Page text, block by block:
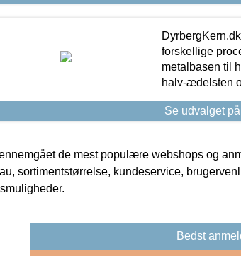
forskellige
metalbasen til
halv-ædelsten
Se udvalget
de mest populære webshops og
sortimentstørrelse, kundeservice,
Bedst